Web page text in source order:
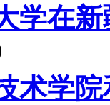
学在
术学